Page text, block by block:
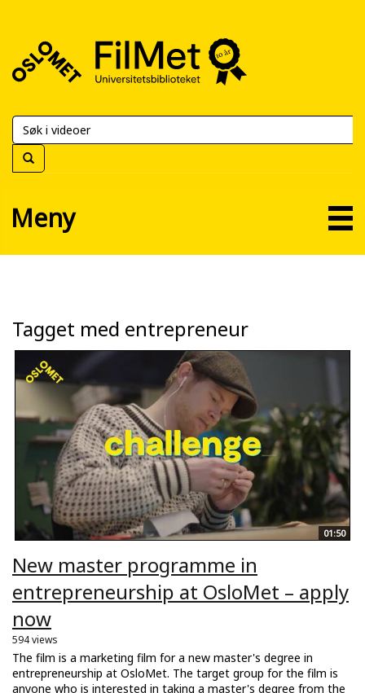
FilMet
Universitetsbiblioteket
Meny
Tagget med entrepreneur
01:50
New master programme in
entrepreneurship at OsloMet – apply
now
594 views
The film is a marketing film for a new master's degree in
entrepreneurship at OsloMet. The target group for the film is
anyone who is interested in taking a master's degree from the